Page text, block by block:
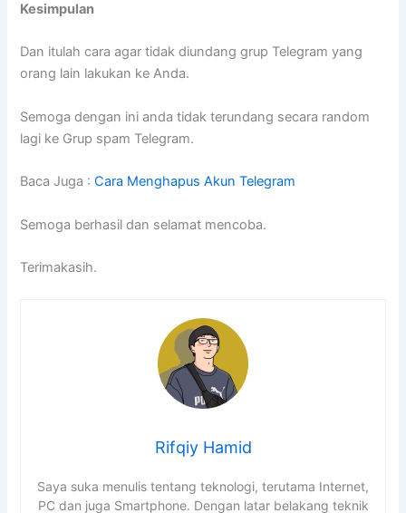
Kesimpulan
Dan itulah cara agar tidak diundang grup Telegram yang
orang lain lakukan ke Anda.
Semoga dengan ini anda tidak terundang secara random
lagi ke Grup spam Telegram.
Baca Juga :Cara Menghapus Akun Telegram
Semoga berhasil dan selamat mencoba.
Terimakasih.
Rifqiy Hamid
Saya suka menulis tentang teknologi, terutama Internet,
PC dan juga Smartphone. Dengan latar belakang teknik